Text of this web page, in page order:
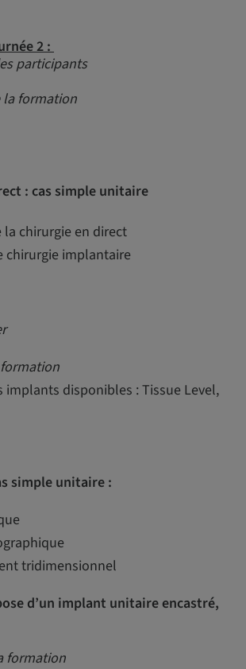
2 :
participants
la formation
: cas simple unitaire
la chirurgie en direct
chirurgie implantaire
implants disponibles : Tissue Level,
simple unitaire :
tridimensionnel
d’un implant unitaire encastré,
formation